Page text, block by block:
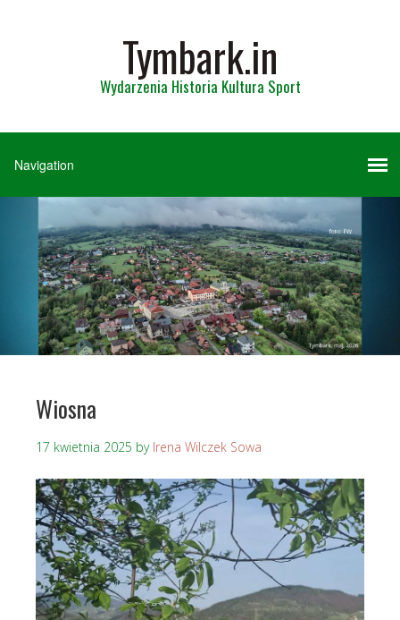
Tymbark.in
Wydarzenia Historia Kultura Sport
Wiosna
17 kwietnia 2025 by Irena Wilczek Sowa